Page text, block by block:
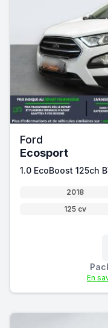
Ford
Ecosport
1.0 EcoBoost 125ch
2018
125 cv
En